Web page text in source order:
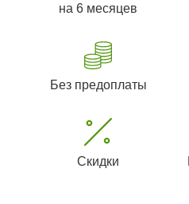
на 6 месяцев
Без предоплаты
Скидки